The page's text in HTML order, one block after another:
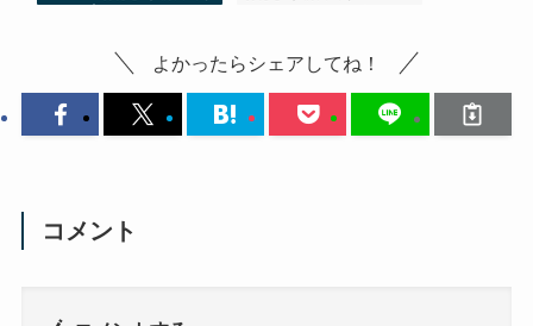
よかったらシェアしてね！
コメント